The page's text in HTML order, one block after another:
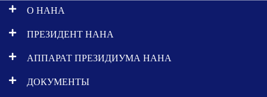
О НАНА
ПРЕЗИДЕНТ НАНА
АППАРАТ ПРЕЗИДИУМА НАНА
ДОКУМЕНТЫ